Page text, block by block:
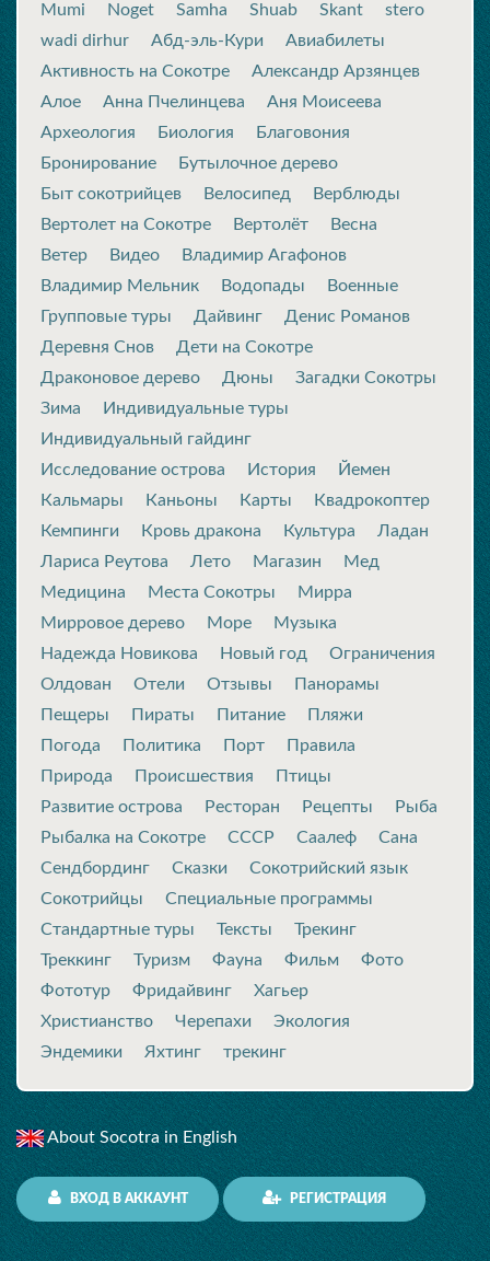
Mumi
Noget Samha Shuab Skant
stero
wadi dirhur
Абд-эль-Кури
Авиабилеты
Активность на Сокотре
Александр Арзянцев
Алое
Анна Пчелинцева
Аня Моисеева
Археология
Биология
Благовония
Бронирование
Бутылочное дерево
Быт сокотрийцев
Велосипед
Верблюды
Вертолет на Сокотре
Вертолёт
Весна
Ветер
Видео
Владимир Агафонов
Владимир Мельник
Водопады
Военные
Групповые туры
Дайвинг
Денис Романов
Деревня Снов
Дети на Сокотре
Драконовое дерево
Дюны
Загадки Сокотры
Зима
Индивидуальные туры
Индивидуальный гайдинг
Исследование острова
История
Йемен
Кальмары
Каньоны Карты
Квадрокоптер
Кемпинги
Кровь дракона Культура
Ладан
Лариса Реутова
Лето Магазин
Мед
Медицина
Места Сокотры
Мирра
Мирровое дерево
Море
Музыка
Надежда Новикова
Новый год
Ограничения
Олдован
Отели Отзывы
Панорамы
Пещеры
Пираты Питание
Пляжи
Погода
Политика Порт
Правила
Природа
Происшествия
Птицы
Развитие острова
Ресторан Рецепты
Рыба
Рыбалка на Сокотре
СССР Саалеф
Сана
Сендбординг
Сказки
Сокотрийский язык
Сокотрийцы
Специальные программы
Стандартные туры
Тексты
Трекинг
Треккинг
Туризм Фауна Фильм
Фото
Фототур
Фридайвинг
Хагьер
Христианство
Черепахи
Экология
Эндемики
Яхтинг трекинг
About Socotra in English
ВХОД В АККАУНТ РЕГИСТРАЦИЯ